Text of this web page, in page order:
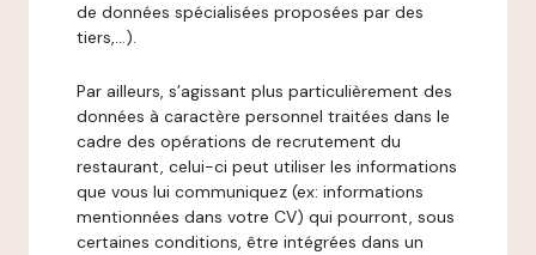
de données spécialisées proposées par des
tiers,…).
Par ailleurs, s’agissant plus particulièrement des
données à caractère personnel traitées dans le
cadre des opérations de recrutement du
restaurant, celui-ci peut utiliser les informations
que vous lui communiquez (ex: informations
mentionnées dans votre CV) qui pourront, sous
certaines conditions, être intégrées dans un